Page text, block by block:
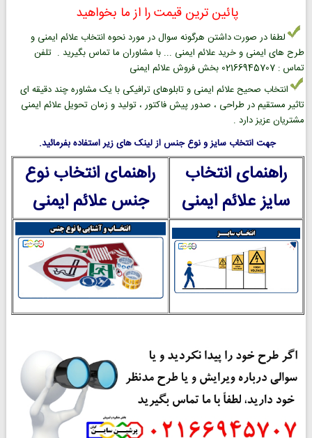
پائین ترین قیمت را از ما بخواهید
لطفا در صورت داشتن هرگونه سوال در مورد نحوه انتخاب علائم ایمنی و
طرح های ایمنی و خرید علائم ایمنی ... با مشاوران ما تماس بگیرید . تلفن
تماس : 02166945707 بخش فروش علائم ایمنی
انتخاب صحیح علائم ایمنی و تابلوهای ترافیکی با یک مشاوره چند دقیقه ای
تاثیر مستقیم در طراحی ، صدور پیش فاکتور ، تولید و زمان تحویل علائم ایمنی
مشتریان عزیز دارد .
جهت انتخاب سایز و نوع جنس از لینک های زیر استفاده بفرمائید.
راهنمای انتخاب
سایز علائم ایمنی
راهنمای انتخاب نوع
جنس علائم ایمنی